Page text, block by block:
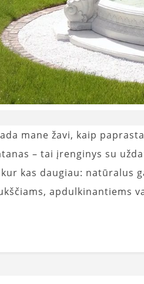
mane žavi, kaip
– tai įrenginys su
kas daugiau: natūralus
apdulkinantiems